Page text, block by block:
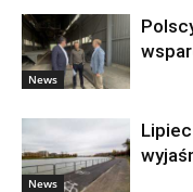
News
News